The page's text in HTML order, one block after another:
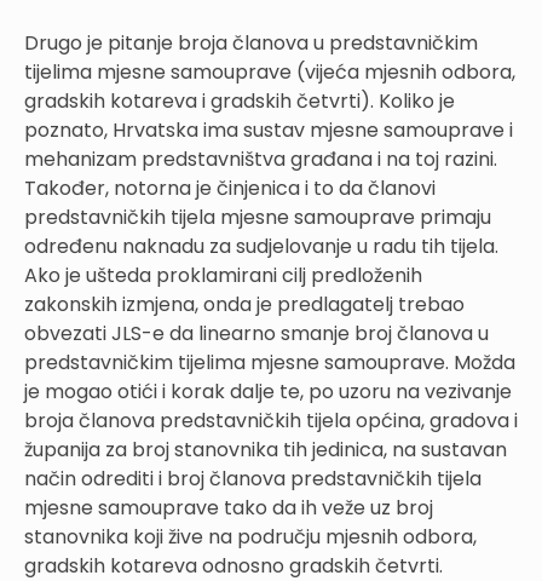
Drugo je pitanje broja članova u predstavničkim
tijelima mjesne samouprave (vijeća mjesnih odbora,
gradskih kotareva i gradskih četvrti). Koliko je
poznato, Hrvatska ima sustav mjesne samouprave i
mehanizam predstavništva građana i na toj razini.
Također, notorna je činjenica i to da članovi
predstavničkih tijela mjesne samouprave primaju
određenu naknadu za sudjelovanje u radu tih tijela.
Ako je ušteda proklamirani cilj predloženih
zakonskih izmjena, onda je predlagatelj trebao
obvezati JLS-e da linearno smanje broj članova u
predstavničkim tijelima mjesne samouprave. Možda
je mogao otići i korak dalje te, po uzoru na vezivanje
broja članova predstavničkih tijela općina, gradova i
županija za broj stanovnika tih jedinica, na sustavan
način odrediti i broj članova predstavničkih tijela
mjesne samouprave tako da ih veže uz broj
stanovnika koji žive na području mjesnih odbora,
gradskih kotareva odnosno gradskih četvrti.